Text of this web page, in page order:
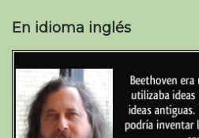
En idioma inglés